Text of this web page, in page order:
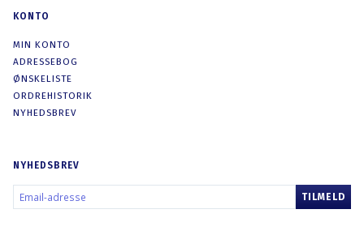
KONTO
MIN KONTO
ADRESSEBOG
ØNSKELISTE
ORDREHISTORIK
NYHEDSBREV
NYHEDSBREV
EMAIL-
ADRESSE
TILMELD